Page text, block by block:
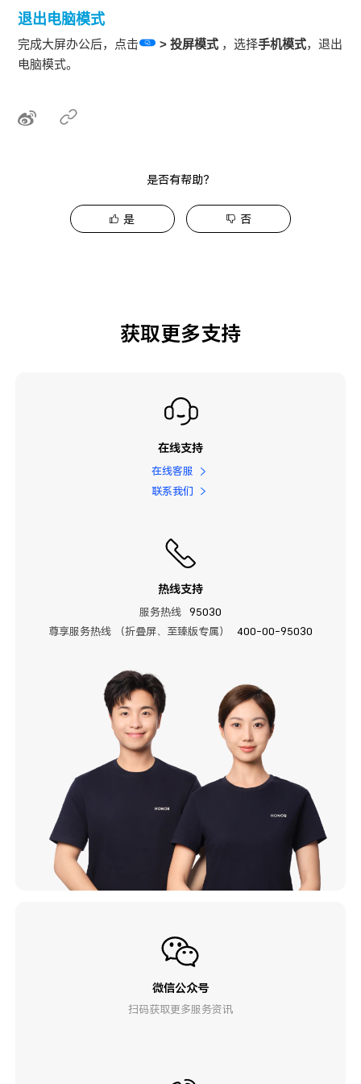
退出电脑模式
完成大屏办公后，点击 >投屏模式 ，选择手机模式，退出
电脑模式。
是否有帮助？
是 否
获取更多支持
在线支持
在线客服
联系我们
热线支持
服务热线
95030
尊享服务热线 （折叠屏、至臻版专属）
400-00-95030
微信公众号
扫码获取更多服务资讯